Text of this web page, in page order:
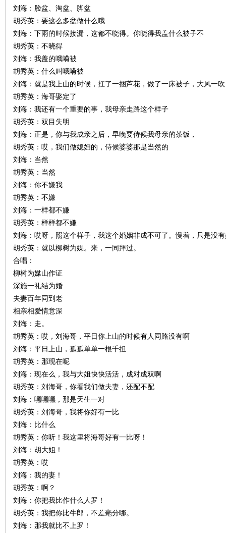
刘海：脸盆、淘盆、脚盆
胡秀英：要这么多盆做什么哦
刘海：下雨的时候接漏，这都不晓得。你晓得我盖什么被子不
胡秀英：不晓得
刘海：我盖的哦嗬被
胡秀英：什么叫哦嗬被
刘海：就是我上山的时候，扛了一捆芦花，做了一床被子，大风一
胡秀英：海哥娶定了
刘海：我还有一个重要的事，我母亲走路这个样子
胡秀英：双目失明
刘海：正是，你与我成亲之后，早晚要侍候我母亲的茶饭，
胡秀英：哎，我们做媳妇的，侍候婆婆那是当然的
刘海：当然
胡秀英：当然
刘海：你不嫌我
胡秀英：不嫌
刘海：一样都不嫌
胡秀英：样样都不嫌
刘海：哎呀，照这个样子，我这个婚姻非成不可了。慢着，只是没
胡秀英：就以柳树为媒。来，一同拜过。
合唱：
柳树为媒山作证
深施一礼结为婚
夫妻百年同到老
相亲相爱情意深
刘海：走。
胡秀英：哎，刘海哥，平日你上山的时候有人同路没有啊
刘海：平日上山，孤孤单单一根千担
胡秀英：那现在呢
刘海：现在么，我与大姐快快活活，成对成双啊
胡秀英：刘海哥，你看我们做夫妻，还配不配
刘海：嘿嘿嘿，那是天生一对
胡秀英：刘海哥，我将你好有一比
刘海：比什么
胡秀英：你听！我这里将海哥好有一比呀！
刘海：胡大姐！
胡秀英：哎
刘海：我的妻！
胡秀英：啊？
刘海：你把我比作什么人罗！
胡秀英：我把你比牛郎，不差毫分哪。
刘海：那我就比不上罗！